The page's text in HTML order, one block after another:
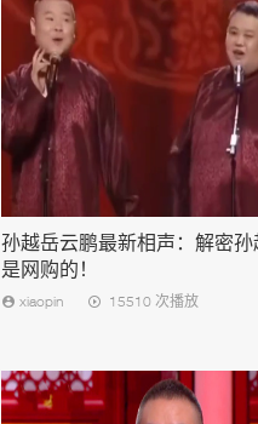
孙越岳云鹏最新相声：解密
是网购的！
xiaopin 15510 次播放